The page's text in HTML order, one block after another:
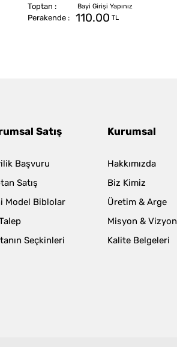
110.00 TL
Satış
Başvuru
Satış
Model Biblolar
Seçkinleri
Kurumsal
Hakkımızda
Biz Kimiz
Üretim & Arge
Misyon & Vizyon
Kalite Belgeleri